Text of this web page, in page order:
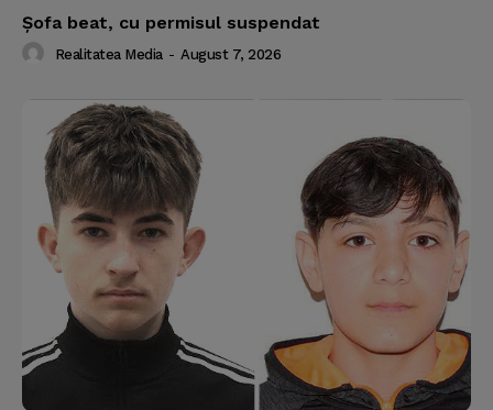
Şofa beat, cu permisul suspendat
Realitatea Media - August 7, 2026